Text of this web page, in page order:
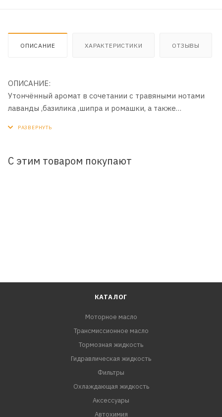
ОПИСАНИЕ ХАРАКТЕРИСТИКИ ОТЗЫВЫ
ОПИСАНИЕ:
Утончённый аромат в сочетании с травяными нотами
лаванды ,базилика ,шипра и ромашки, а также
С этим товаром покупают
КАТАЛОГ
Моторное масло
Трансмиссионное масло
Тормозная жидкость
Гидравлическая жидкость
Фильтры
Охлаждающая жидкость
Аксессуары
Автохимия